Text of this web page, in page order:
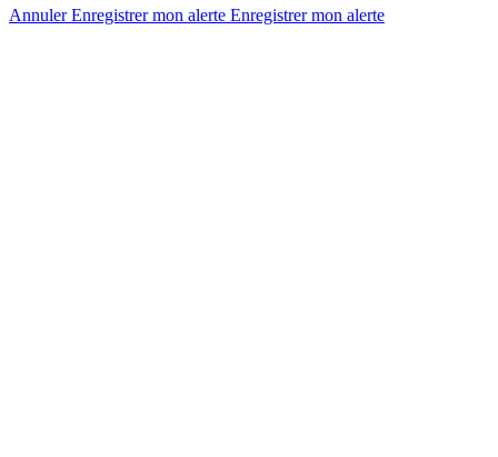
AnnulerEnregistrer mon alerte Enregistrermon alerte